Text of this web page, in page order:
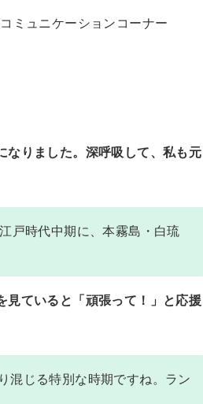
ミュニケーションコーナー
なりました。深呼吸して、私も元
戸時代中期に、本霧島・白琉
見ていると「頑張って！」と応援
混じる特別な時期ですね。ラン